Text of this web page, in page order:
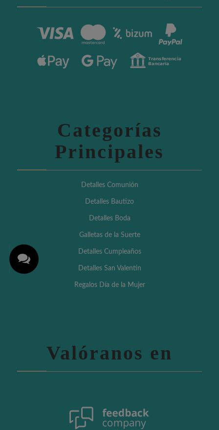
Categorías
Principales
Detalles Comunión
Detalles Bautizo
Detalles Boda
Galletas de la Suerte
Detalles Cumpleaños
Detalles San Valentín
Regalos Día de la Mujer
Valóranos en